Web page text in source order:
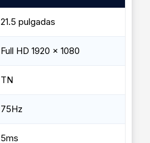
21.5 pulgadas
Full HD 1920 x 1080
TN
75Hz
5ms